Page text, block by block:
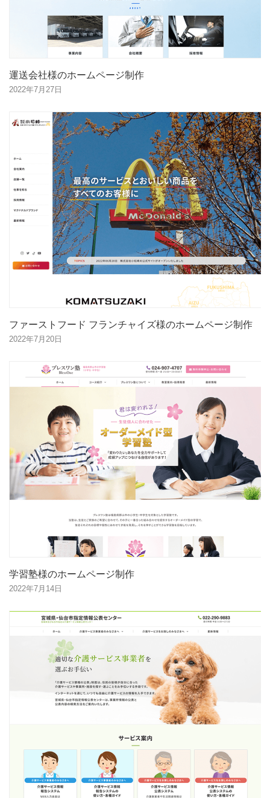
運送会社様のホームページ制作
2022年7月27日
ファーストフード フランチャイズ様のホームページ制作
2022年7月20日
学習塾様のホームページ制作
2022年7月14日